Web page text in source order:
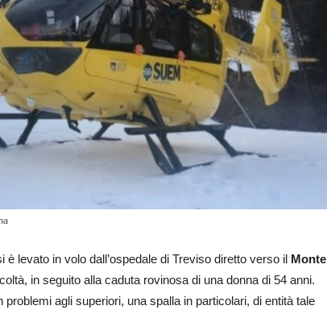
levato in volo dall’ospedale di Treviso diretto verso il Monte
in seguito alla caduta rovinosa di una donna di 54 anni.
agli superiori, una spalla in particolari, di entità tale